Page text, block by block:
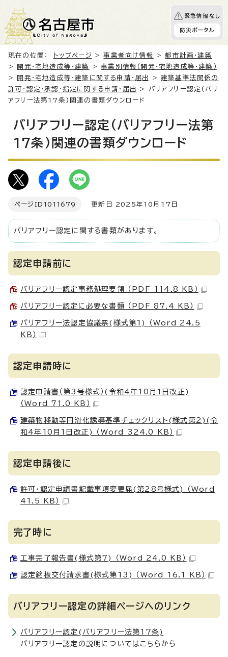
緊急情報なし
防災ポータル
現在の位置： トップページ >事業者向け情報 >都市計画・建築
>
開発・宅地造成等・建築 >事業別情報（開発・宅地造成等・建築）
>
開発・宅地造成等・建築に関する申請・届出 >建築基準法関係の
許可・認定・承認・指定に関する申請・届出
> バリアフリー認定(バリ
アフリー法第17条)関連の書類ダウンロード
バリアフリー認定(バリアフリー法第
17条)関連の書類ダウンロード
ページID 1011679 更新日 2025年10月17日
バリアフリー認定に関する書類があります。
認定申請前に
バリアフリー認定事務処理要領 （PDF 114.8 KB）
バリアフリー認定に必要な書類 （PDF 87.4 KB）
バリアフリー法認定協議票(様式第1) （Word 24.5
KB）
認定申請時に
認定申請書（第3号様式）(令和4年10月1日改正)
（Word 71.0 KB）
建築物移動等円滑化誘導基準チェックリスト(様式第2)(令
和4年10月1日改正) （Word 324.0 KB）
認定申請後に
許可・認定申請書記載事項変更届(第28号様式) （Word
41.5 KB）
完了時に
工事完了報告書(様式第7) （Word 24.0 KB）
認定銘板交付請求書(様式第13) （Word 16.1 KB）
バリアフリー認定の詳細ページへのリンク
バリアフリー認定(バリアフリー法第17条)
バリアフリー認定の説明についてはこちらから